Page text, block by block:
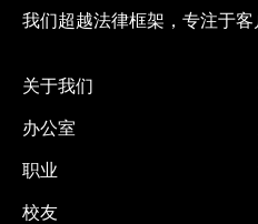
我们超越法律框架，专注于客
关于我们
办公室
职业
校友